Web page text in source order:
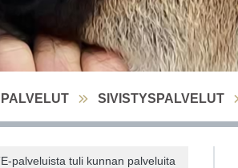
PALVELUT SIVISTYSPALVELUT
palveluista tuli kunnan palveluita